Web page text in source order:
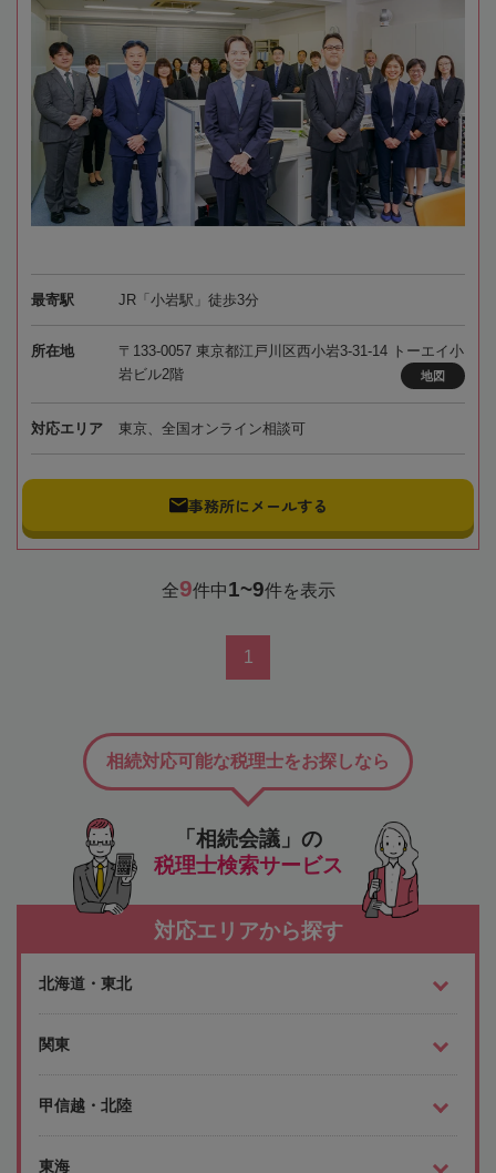
最寄駅 JR「小岩駅」徒歩3分
所在地
〒133-0057 東京都江戸川区西小岩3-31-14 トーエイ小
岩ビル2階
地図
対応エリア 東京、全国オンライン相談可
事務所にメールする
全9件中1~9件を表示
1
「相続会議」の
税理士検索サービス
相続対応可能な税理士をお探しなら
対応エリアから探す
北海道・東北
関東
甲信越・北陸
東海